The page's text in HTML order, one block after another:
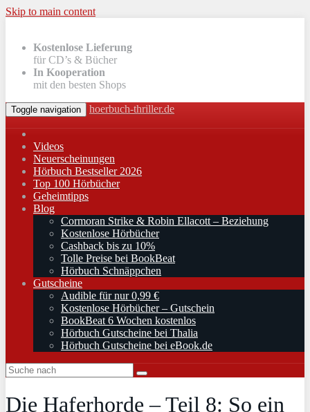
Skip to main content
Kostenlose Lieferung
für CD’s & Bücher
In Kooperation
mit den besten Shops
Toggle navigation hoerbuch-thriller.de
Videos
Neuerscheinungen
Hörbuch Bestseller 2026
Top 100 Hörbücher
Geheimtipps
Blog
Cormoran Strike & Robin Ellacott – Beziehung
Kostenlose Hörbücher
Cashback bis zu 10%
Tolle Preise bei BookBeat
Hörbuch Schnäppchen
Gutscheine
Audible für nur 0,99 €
Kostenlose Hörbücher – Gutschein
BookBeat 6 Wochen kostenlos
Hörbuch Gutscheine bei Thalia
Hörbuch Gutscheine bei eBook.de
Die Haferhorde – Teil 8: So ein